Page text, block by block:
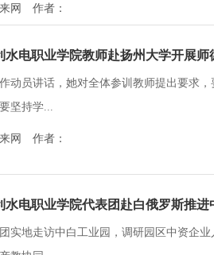
来网 作者：
水电职业学院教师赴扬州大学开展师
动员讲话，她对全体参训教师提出要求
坚持学...
来网 作者：
水电职业学院代表团赴白俄罗斯推进
实地走访中白工业园，调研园区中资企业